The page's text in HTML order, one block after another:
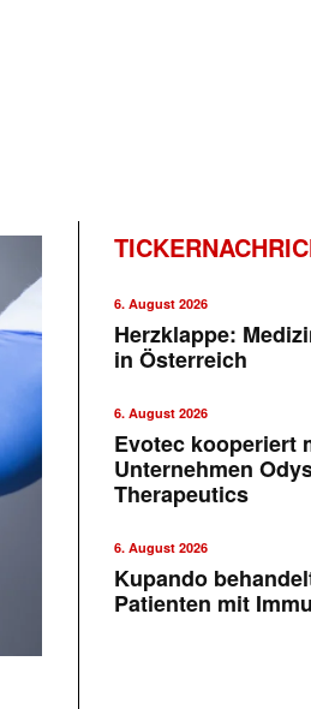
6. August 2026
Herzklappe:
in Österreich
6. August 2026
Evotec kooperiert
Unternehmen
Therapeutics
6. August 2026
Kupando
Patienten mit